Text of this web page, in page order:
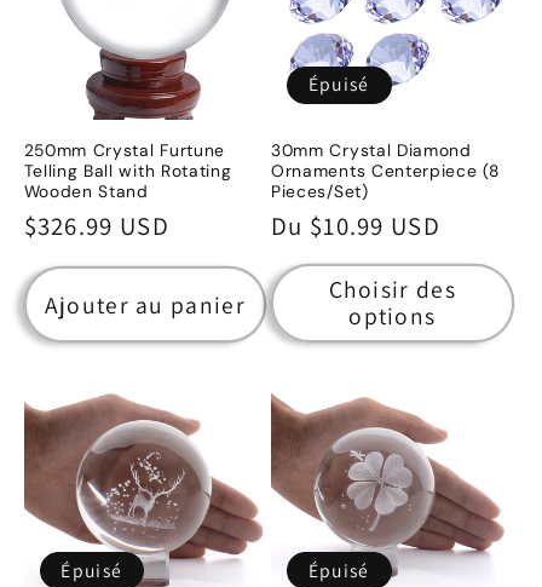
250mm Crystal Furtune
Telling Ball with Rotating
Wooden Stand
Prix
habituel
$326.99 USD
Ajouter au panier
Épuisé
30mm Crystal Diamond
Ornaments Centerpiece (8
Pieces/Set)
Prix
habituel
Du $10.99 USD
Choisir des
options
Épuisé Épuisé